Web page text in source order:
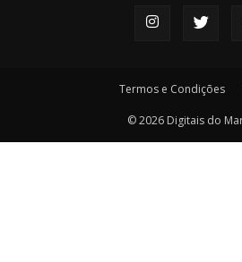
Termos e Condições
© 2026 Digitais do